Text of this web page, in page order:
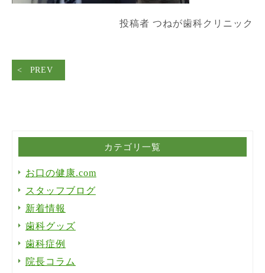
投稿者 つねが歯科クリニック
PREV
カテゴリ一覧
お口の健康.com
スタッフブログ
新着情報
歯科グッズ
歯科症例
院長コラム